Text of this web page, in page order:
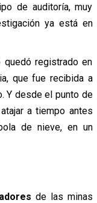
de auditoría, muy
ya está en
quedó registrado en
que fue recibida a
Y desde el punto de
a tiempo antes
de nieve, en un
de las minas